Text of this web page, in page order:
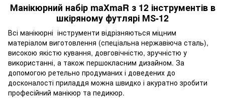
Манікюрний набір maXmaR з 12 інструментів в
шкіряному футлярі МЅ-12
Всі манікюрні інструменти відрізняються міцним
матеріалом виготовлення (спеціальна нержавіюча сталь),
високою якістю кування, довговічністю, зручністю у
використанні, а також першокласним дизайном. За
допомогою ретельно продуманих і доведених до
досконалості приладдя можна швидко і акуратно зробити
професійний манікюр та педикюр.